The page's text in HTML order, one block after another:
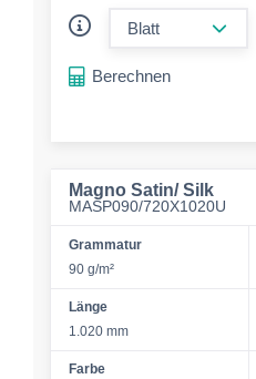
Berechnen
Magno Satin/ Silk
MASP090/720X1020U
Grammatur
90 g/m²
Länge
1.020 mm
Farbe